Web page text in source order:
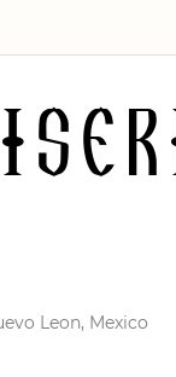
Leon, Mexico